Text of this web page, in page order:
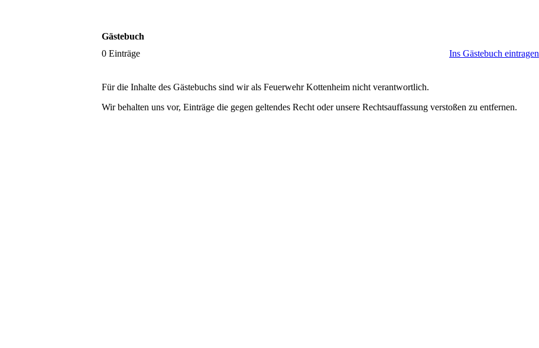
Gästebuch
0 Einträge
Ins Gästebuch eintragen
Für die Inhalte des Gästebuchs sind wir als Feuerwehr Kottenheim nicht verantwortlich.
Wir behalten uns vor, Einträge die gegen geltendes Recht oder unsere Rechtsauffassung verstoßen zu entfernen.